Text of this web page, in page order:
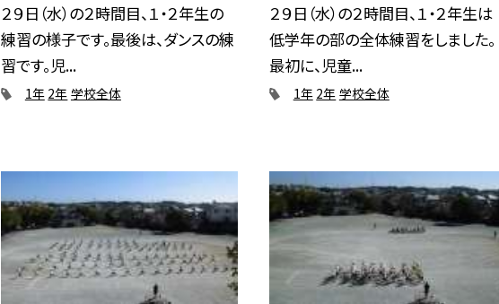
２９日（水）の２時間目、１・２年生の
練習の様子です。最後は、ダンスの練
習です。児...
1年 2年 学校全体
２９日（水）の２時間目、１・２年生は
低学年の部の全体練習をしました。
最初に、児童...
1年 2年 学校全体